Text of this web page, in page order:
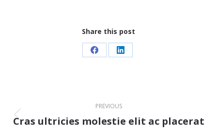
Share this post
Share Share
navigation
PREVIOUS
Previous
Cras ultricies molestie elit ac placerat